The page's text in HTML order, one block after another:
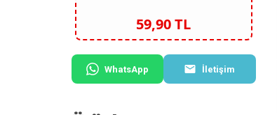
59,90 TL
WhatsApp İletişim